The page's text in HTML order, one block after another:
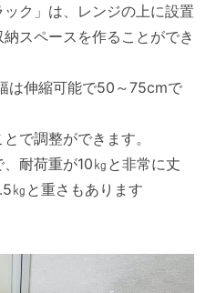
ック」は、レンジの上に設置
スペースを作ることができ
は伸縮可能で50～75cmで
で調整ができます。
耐荷重が10㎏と非常に丈
㎏と重さもあります